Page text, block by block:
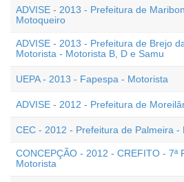
ADVISE - 2013 - Prefeitura de
Motoqueiro
ADVISE - 2013 - Prefeitura de Brejo
Motorista - Motorista B, D e Samu
UEPA - 2013 - Fapespa - Motorista
ADVISE - 2012 - Prefeitura de
CEC - 2012 - Prefeitura de Palmeira -
CONCEPÇÃO - 2012 - CREFITO - 7ª
Motorista